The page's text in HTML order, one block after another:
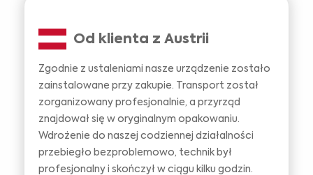
Od klienta z Austrii
Zgodnie z ustaleniami nasze urządzenie zostało
zainstalowane przy zakupie. Transport został
zorganizowany profesjonalnie, a przyrząd
znajdował się w oryginalnym opakowaniu.
Wdrożenie do naszej codziennej działalności
przebiegło bezproblemowo, technik był
profesjonalny i skończył w ciągu kilku godzin.